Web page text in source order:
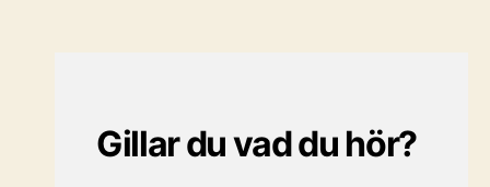
Gillar du vad du hör?